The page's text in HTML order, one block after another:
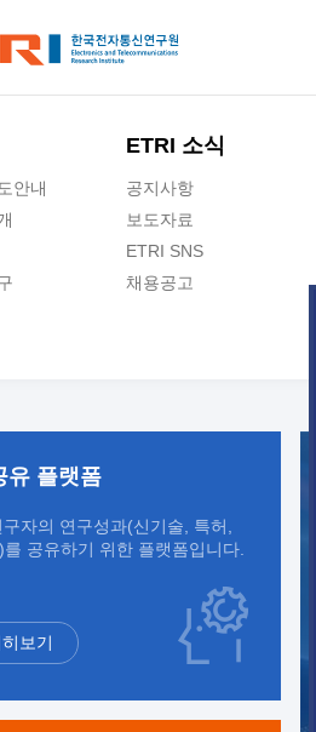
안내
ETRI 소식
공지사항
보도자료
ETRI SNS
채용공고
유 플랫폼
자의 연구성과(신기술, 특허,
를 공유하기 위한 플랫폼입니다.
보기